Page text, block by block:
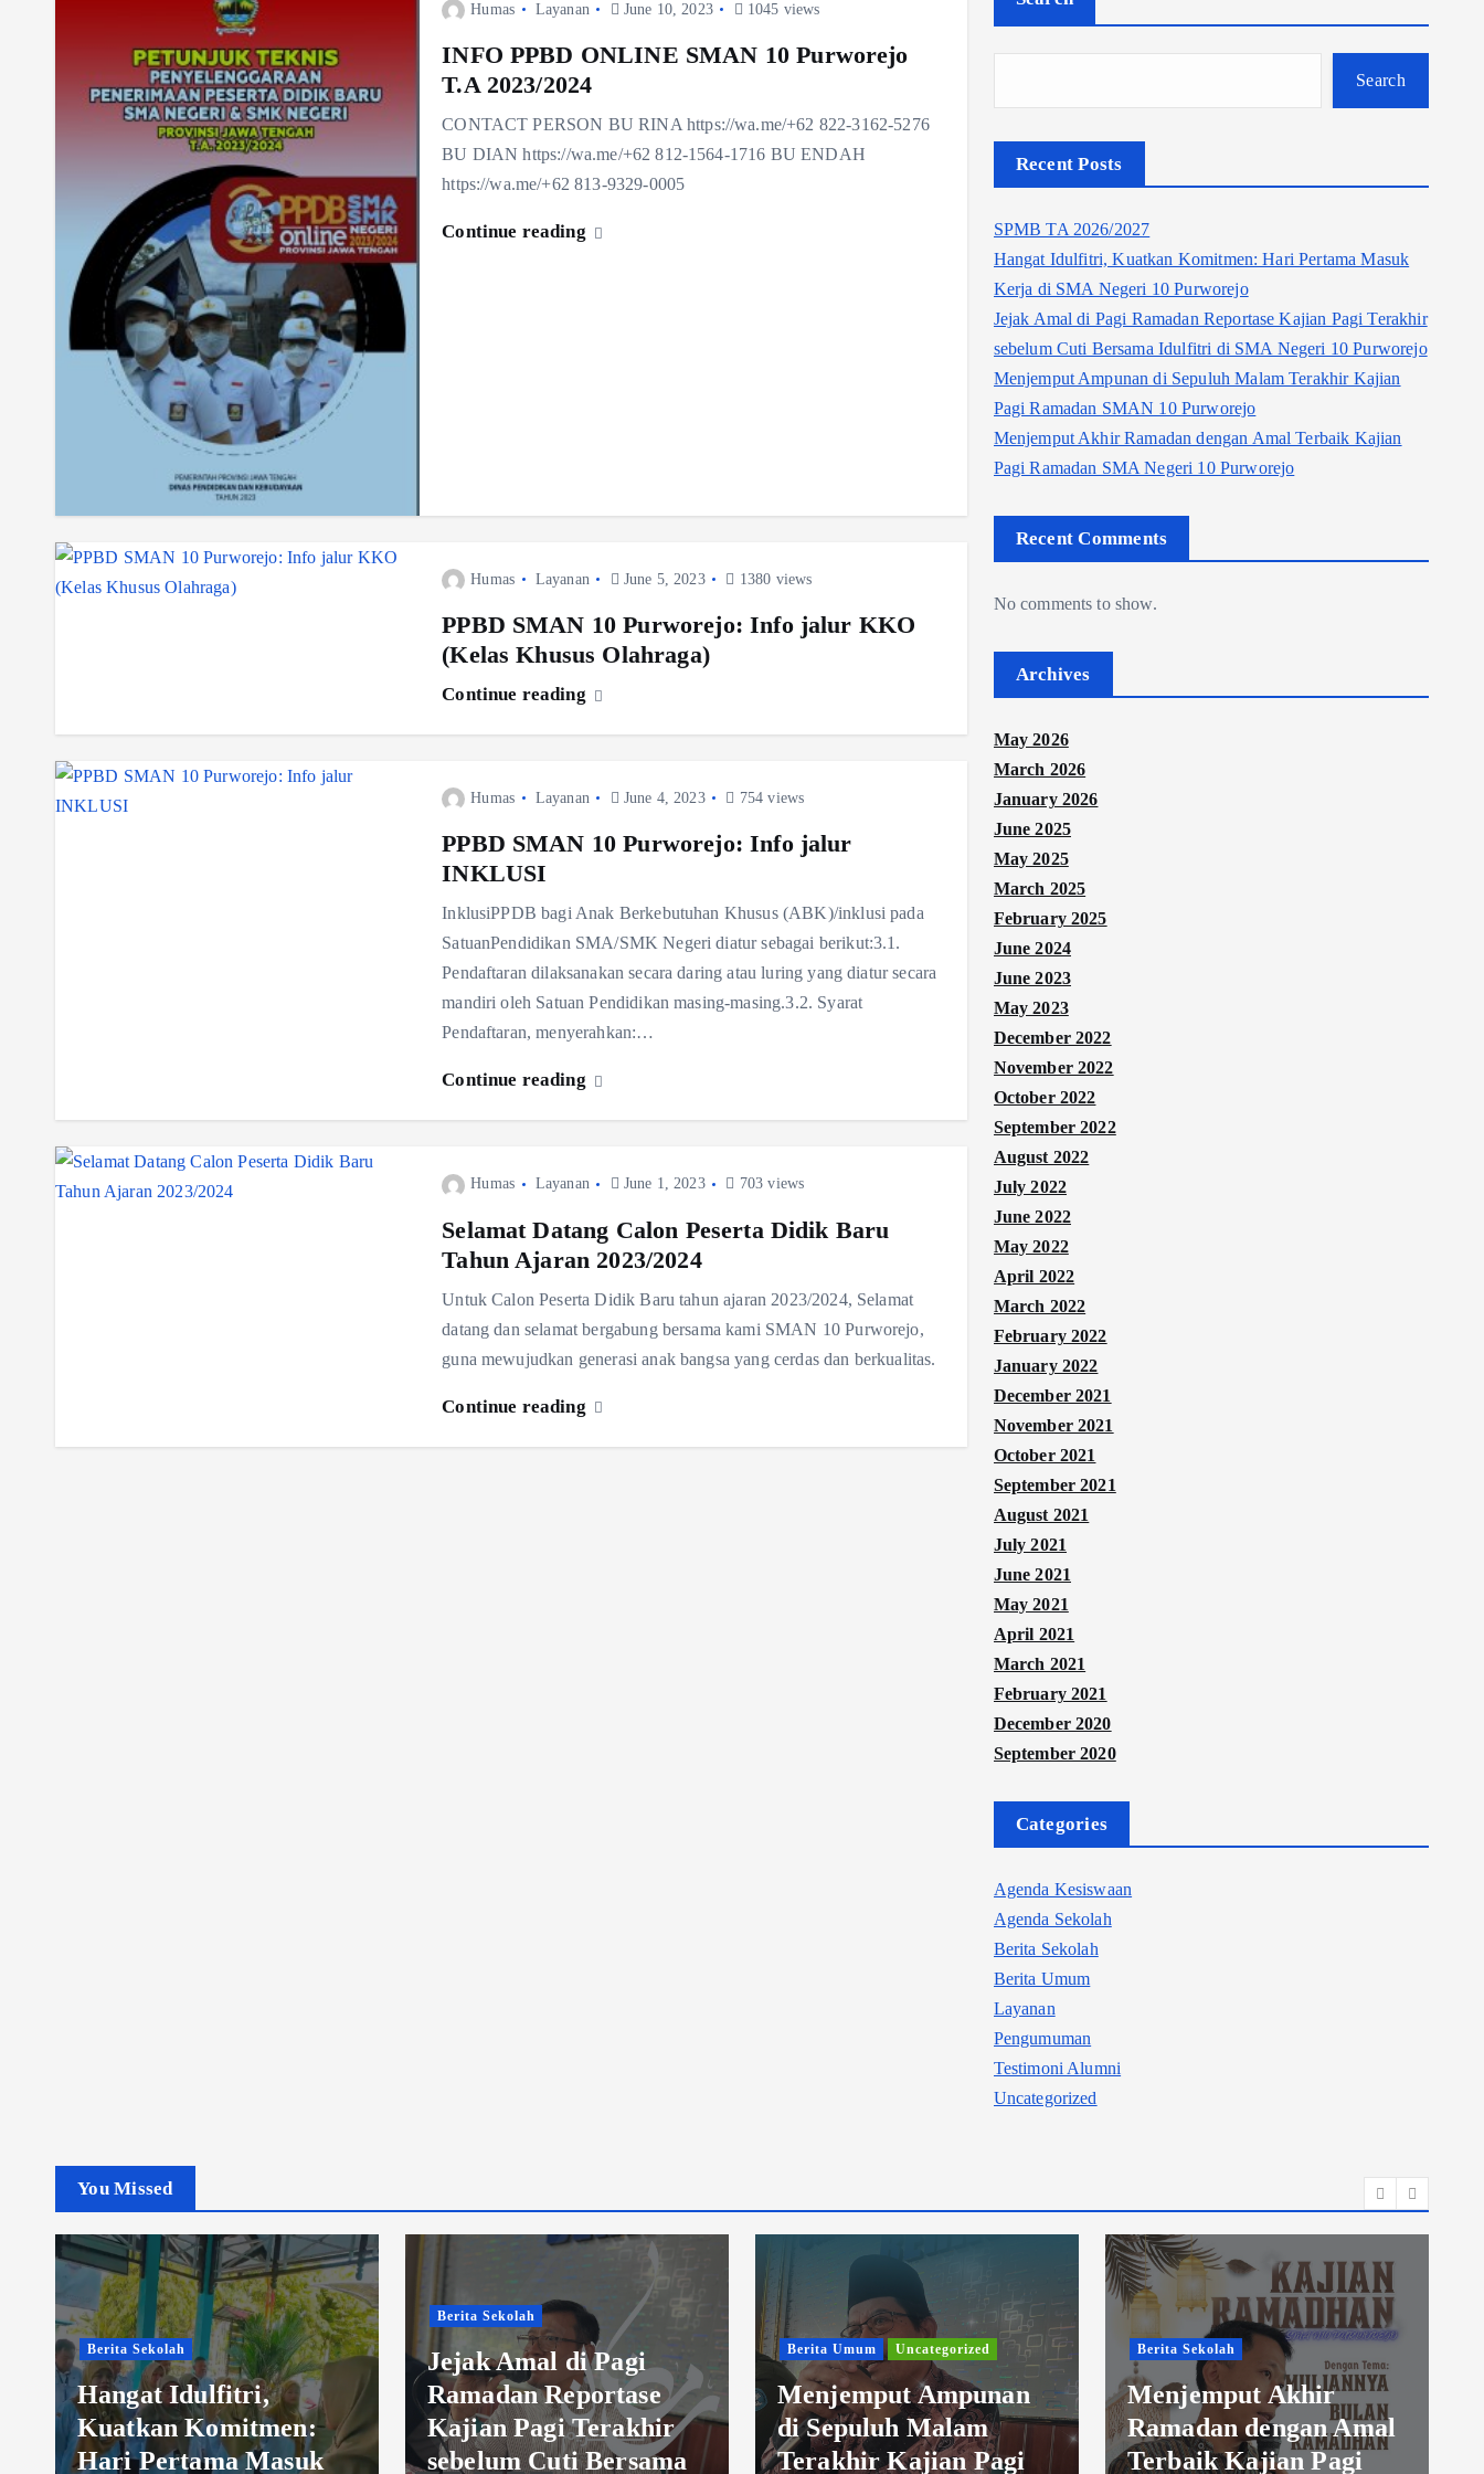
Humas Layanan June 10, 2023 1045 views
INFO PPBD ONLINE SMAN 10 Purworejo
T.A 2023/2024
CONTACT PERSON BU RINA https://wa.me/+62 822-3162-5276
BU DIAN https://wa.me/+62 812-1564-1716 BU ENDAH
https://wa.me/+62 813-9329-0005
Continue reading
Humas Layanan June 5, 2023 1380 views
PPBD SMAN 10 Purworejo: Info jalur KKO
(Kelas Khusus Olahraga)
Continue reading
Humas Layanan June 4, 2023 754 views
PPBD SMAN 10 Purworejo: Info jalur
INKLUSI
InklusiPPDB bagi Anak Berkebutuhan Khusus (ABK)/inklusi pada
SatuanPendidikan SMA/SMK Negeri diatur sebagai berikut:3.1.
Pendaftaran dilaksanakan secara daring atau luring yang diatur secara
mandiri oleh Satuan Pendidikan masing-masing.3.2. Syarat
Pendaftaran, menyerahkan:…
Continue reading
Humas Layanan June 1, 2023 703 views
Selamat Datang Calon Peserta Didik Baru
Tahun Ajaran 2023/2024
Untuk Calon Peserta Didik Baru tahun ajaran 2023/2024, Selamat
datang dan selamat bergabung bersama kami SMAN 10 Purworejo,
guna mewujudkan generasi anak bangsa yang cerdas dan berkualitas.
Continue reading
Search
Recent Posts
SPMB TA 2026/2027
Hangat Idulfitri, Kuatkan Komitmen: Hari Pertama Masuk
Kerja di SMA Negeri 10 Purworejo
Jejak Amal di Pagi Ramadan Reportase Kajian Pagi Terakhir
sebelum Cuti Bersama Idulfitri di SMA Negeri 10 Purworejo
Menjemput Ampunan di Sepuluh Malam Terakhir Kajian
Pagi Ramadan SMAN 10 Purworejo
Menjemput Akhir Ramadan dengan Amal Terbaik Kajian
Pagi Ramadan SMA Negeri 10 Purworejo
Recent Comments
No comments to show.
Archives
May 2026
March 2026
January 2026
June 2025
May 2025
March 2025
February 2025
June 2024
June 2023
May 2023
December 2022
November 2022
October 2022
September 2022
August 2022
July 2022
June 2022
May 2022
April 2022
March 2022
February 2022
January 2022
December 2021
November 2021
October 2021
September 2021
August 2021
July 2021
June 2021
May 2021
April 2021
March 2021
February 2021
December 2020
September 2020
Categories
Agenda Kesiswaan
Agenda Sekolah
Berita Sekolah
Berita Umum
Layanan
Pengumuman
Testimoni Alumni
Uncategorized
You Missed
Berita Sekolah
Jejak Amal di Pagi
Ramadan Reportase
Kajian Pagi Terakhir
sebelum Cuti Bersama
Berita Umum Uncategorized
Menjemput Ampunan
di Sepuluh Malam
Terakhir Kajian Pagi
Berita Sekolah
Menjemput Akhir
Ramadan dengan Amal
Terbaik Kajian Pagi
Berita Umum
Jejak Ilmiah dalam
Ayat Suci Al
Quran:Hikmah Kajian